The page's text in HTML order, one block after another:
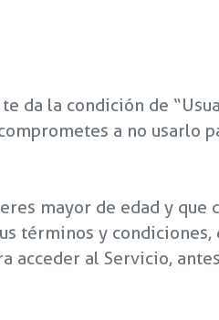
da la condición de
a no usarlo
mayor de edad y que
términos y condiciones,
acceder al Servicio,